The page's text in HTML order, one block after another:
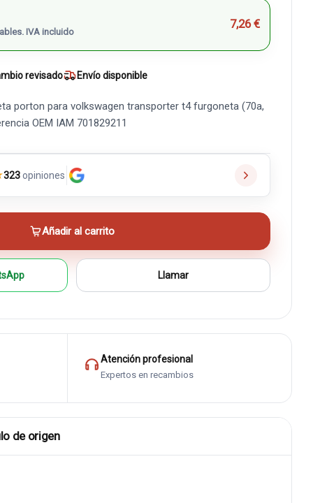
IVA incluido
7,26 €
revisado Envío disponible
porton para volkswagen transporter t4 furgoneta (70a,
OEM IAM 701829211
323opiniones
Añadir al carrito
Llamar
Atención profesional
Expertos en recambios
de origen